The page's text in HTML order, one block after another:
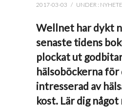
2017-03-03 / UNDER :
Wellnet har dykt
senaste tidens
plockat ut
hälsoböckerna för
intresserad av
kost. Lär dig